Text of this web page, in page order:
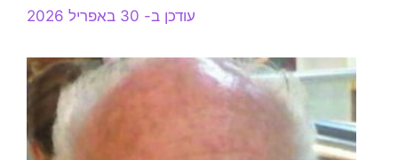
עודכן ב- 30 באפריל 2026